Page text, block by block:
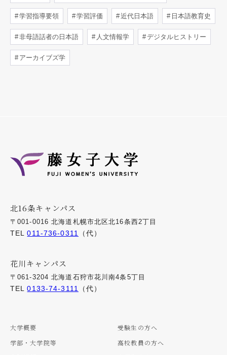
学習指導要領 学習評価 近代日本語 日本語教育史
非母語話者の日本語 人文情報学 デジタルヒストリー
アーカイブズ学
北16条キャンパス
〒001-0016 北海道札幌市北区北16条西2丁目
TEL011-736-0311 （代）
花川キャンパス
〒061-3204 北海道石狩市花川南4条5丁目
TEL0133-74-3111 （代）
大学概要
学部・大学院等
受験生の方へ
高校教員の方へ